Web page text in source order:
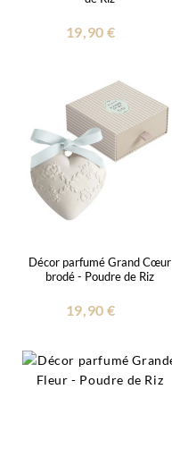
19,90 €
Décor parfumé Grand Cœur
brodé - Poudre de Riz
19,90 €